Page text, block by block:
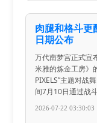
肉腿和格斗更
日期公布
万代南梦宫正式宣
米雅的炼金工房》
PIXELS”主题对战
间7月10日通过战
2026-07-22 03:30:03